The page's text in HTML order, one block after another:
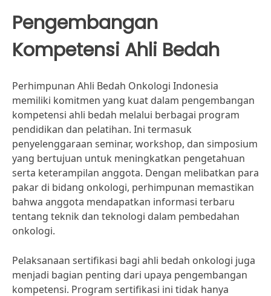
Pengembangan
Kompetensi Ahli Bedah
Perhimpunan Ahli Bedah Onkologi Indonesia
memiliki komitmen yang kuat dalam pengembangan
kompetensi ahli bedah melalui berbagai program
pendidikan dan pelatihan. Ini termasuk
penyelenggaraan seminar, workshop, dan simposium
yang bertujuan untuk meningkatkan pengetahuan
serta keterampilan anggota. Dengan melibatkan para
pakar di bidang onkologi, perhimpunan memastikan
bahwa anggota mendapatkan informasi terbaru
tentang teknik dan teknologi dalam pembedahan
onkologi.
Pelaksanaan sertifikasi bagi ahli bedah onkologi juga
menjadi bagian penting dari upaya pengembangan
kompetensi. Program sertifikasi ini tidak hanya